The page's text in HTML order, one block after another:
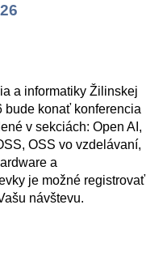
a informatiky Žilinskej
bude konať konferencia
v sekciách: Open AI,
OSS vo vzdelávaní,
a
je možné registrovať
návštevu.